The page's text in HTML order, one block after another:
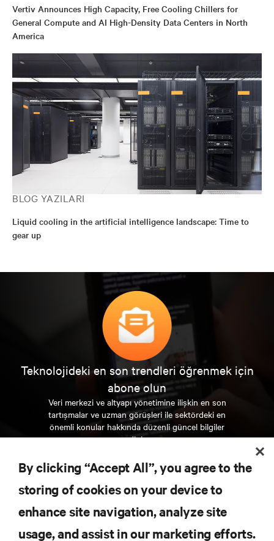
Vertiv Announces High Capacity, Free Cooling Chillers for
General Compute and AI High-Density Data Centers in North
America
BLOG YAZILARI
Liquid cooling in the artificial intelligence landscape: Time to
gear up
Teknolojideki en son trendleri öğrenmek için
abone olun
Veri merkezi ve altyapı yönetimine ilişkin en son
tartışmalar ve uzman görüşleri ile sektördeki en
önemli konular hakkında düzenli güncel bilgiler
edinin.
ŞİMDİ KAYDOLUN
KAYNAKLAR
By clicking “Accept All”, you agree to the
storing of cookies on your device to
enhance site navigation, analyze site
usage, and assist in our marketing efforts.